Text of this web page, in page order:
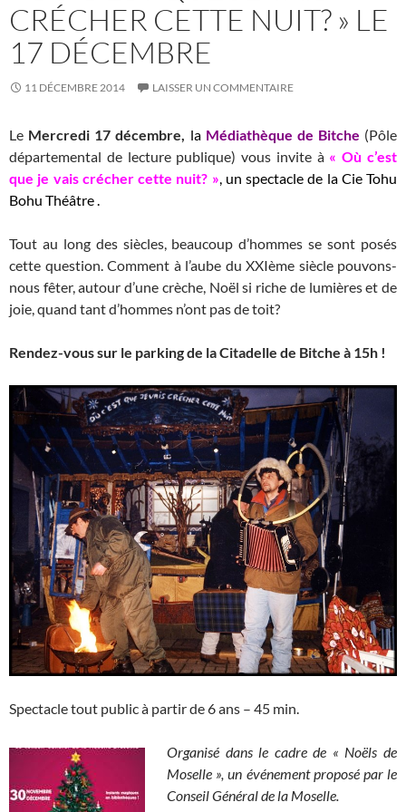
CRÉCHER CETTE NUIT? » LE
17 DÉCEMBRE
11 DÉCEMBRE 2014 LAISSER UN COMMENTAIRE
Le Mercredi 17 décembre, la Médiathèque de Bitche (Pôle
départemental de lecture publique) vous invite à « Où c’est
que je vais crécher cette nuit? », un spectacle de la Cie Tohu
Bohu Théâtre.
Tout au long des siècles, beaucoup d’hommes se sont posés
cette question. Comment à l’aube du XXIème siècle pouvons-
nous fêter, autour d’une crèche, Noël si riche de lumières et de
joie, quand tant d’hommes n’ont pas de toit?
Rendez-vous sur le parking de la Citadelle de Bitche à 15h !
Spectacle tout public à partir de 6 ans – 45 min.
Organisé dans le cadre de « Noëls de
Moselle », un événement proposé par le
Conseil Général de la Moselle.